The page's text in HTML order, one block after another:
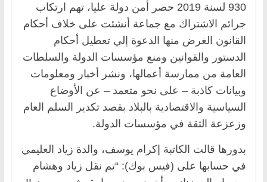
930 لسنة 2019 حصر أمن دولة عليا، تهم ارتكاب
جرائم الاشتراك مع جماعة أنشئت على خلاف أحكام
القانون الغرض منها الدعوة إلي تعطيل أحكام
الدستور والقوانين ومنع مؤسسات الدولة والسلطات
العامة من ممارسة أعمالها، ونشر أخبار ومعلومات
وبيانات كاذبة – على نحو متعمد – عن الأوضاع
السياسية والاقتصادية بالبلاد بقصد تكدير السلم العام
وزعزعة الثقة في مؤسسات الدولة.
بدورها قالت الكاتبة إكرام يوسف، والدة زياد العليمي
في حسابها على (فيس بوك): “تم نقل زياد وهشام